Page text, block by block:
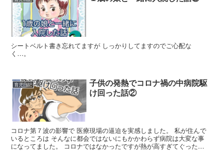
シートベルト書き忘れてますが しっかりしてますのでご心配な
く…。
育児日記
子供の発熱でコロナ禍の中病院駆
け回った話②
コロナ第７波の影響で 医療現場の逼迫を実感しました。 私が住んで
いるところは そんなに都会ではないにもかかわらず病院は大変な事
になってました。 コロナではなかったですが熱が高すぎてぐったり